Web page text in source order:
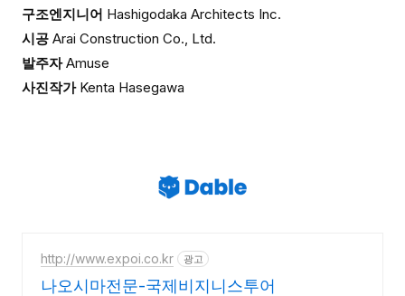
구조엔지니어 Hashigodaka Architects Inc.
시공 Arai Construction Co., Ltd.
발주자Amuse
사진작가Kenta Hasegawa
http://www.expoi.co.kr 광고
나오시마전문-국제비지니스투어